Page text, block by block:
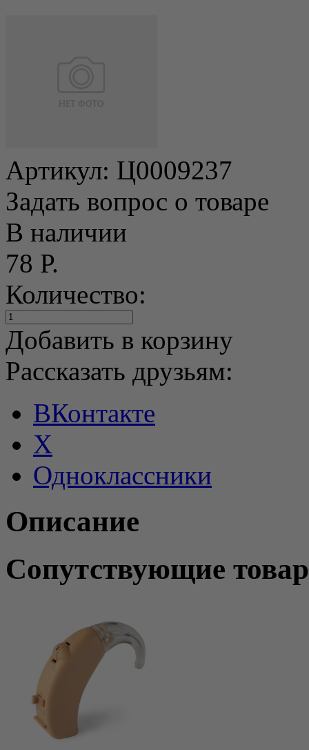
Артикул: Ц0009237
Задать вопрос о товаре
В наличии
78 Р.
Количество:
Добавить в корзину
Рассказать друзьям:
ВКонтакте
X
Одноклассники
Описание
Сопутствующие